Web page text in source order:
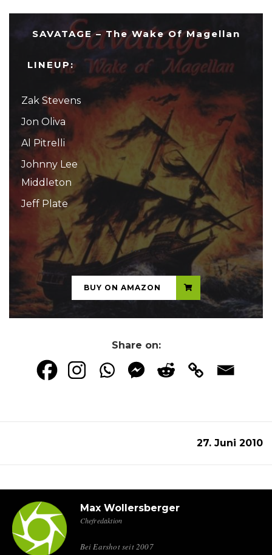
SAVATAGE – The Wake Of Magellan
LINEUP:
Zak Stevens
Jon Oliva
Al Pitrelli
Johnny Lee
Middleton
Jeff Plate
...
BUY ON AMAZON
Share on:
27. Juni 2010
Max Wollersberger
Chefredaktion
Bei Earshot seit 2007